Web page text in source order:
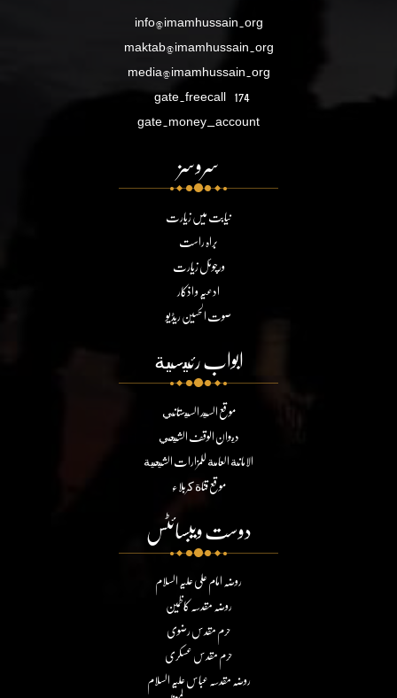
info@imamhussain.org
maktab@imamhussain.org
media@imamhussain.org
gate.freecall 174
gate.money_account
سروسز
نیابت میں زیارت
براہ راست
ورچوئل زیارت
ادعیہ و اذکار
صوت الحسین ریڈیو
ابواب رئيسية
موقع السيد السيستاني
ديوان الوقف الشيعي
الامانة العامة للمزارات الشيعية
موقع قناة كربلاء
دوست ویبسائٹس
روضہ امام علی علیہ السلام
روضہ مقدسہ کاظمین
حرم مقدس رضوی
حرم مقدس عسکری
روضہ مقدسہ عباس علیہ السلام